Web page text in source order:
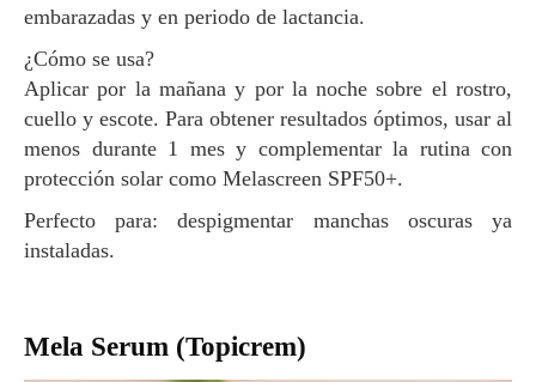
embarazadas y en periodo de lactancia.
¿Cómo se usa?
Aplicar por la mañana y por la noche sobre el rostro,
cuello y escote. Para obtener resultados óptimos, usar al
menos durante 1 mes y complementar la rutina con
protección solar como Melascreen SPF50+.
Perfecto para: despigmentar manchas oscuras ya
instaladas.
Mela Serum (Topicrem)